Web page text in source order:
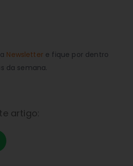
Newslettere fique por dentro
da semana.
artigo: